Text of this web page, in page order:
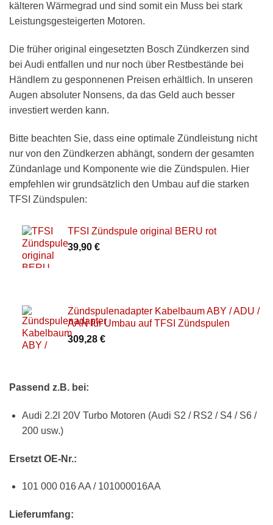
kälteren Wärmegrad und sind somit ein Muss bei stark
Leistungsgesteigerten Motoren.
Die früher original eingesetzten Bosch Zündkerzen sind
bei Audi entfallen und nur noch über Restbestände bei
Händlern zu gesponnenen Preisen erhältlich. In unseren
Augen absoluter Nonsens, da das Geld auch besser
investiert werden kann.
Bitte beachten Sie, dass eine optimale Zündleistung nicht
nur von den Zündkerzen abhängt, sondern der gesamten
Zündanlage und Komponente wie die Zündspulen. Hier
empfehlen wir grundsätzlich den Umbau auf die starken
TFSI Zündspulen:
TFSI Zündspule original BERU rot
39,90 €
Zündspulenadapter Kabelbaum ABY / ADU /
AAN für Umbau auf TFSI Zündspulen
309,28 €
Passend z.B. bei:
Audi 2.2l 20V Turbo Motoren (Audi S2 / RS2 / S4 / S6 /
200 usw.)
Ersetzt OE-Nr.:
101 000 016 AA / 101000016AA
Lieferumfang: